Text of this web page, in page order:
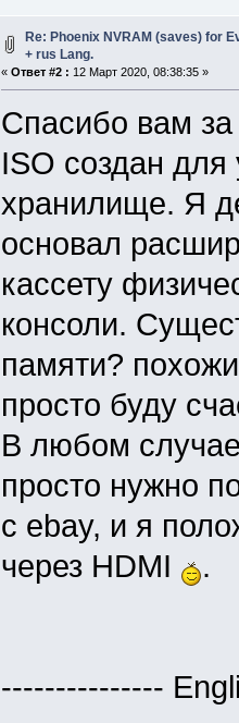
Re: Phoenix NVRAM (saves) for
+ rus Lang.
«Ответ #2 : 12 Март 2020, 08:38:35 »
Спасибо вам
ISO создан
хранилище. Я
основал
кассету
консоли.
памяти?
просто буду
В любом
просто нужно
с ebay, и я
через HDMI
.
---------------